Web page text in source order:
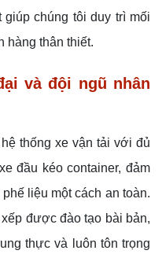
chúng tôi duy trì mối
hàng thân thiết.
và đội ngũ nhân
thống xe vận tải với đủ
đầu kéo container, đảm
liệu một cách an toàn.
được đào tạo bài bản,
thực và luôn tôn trọng